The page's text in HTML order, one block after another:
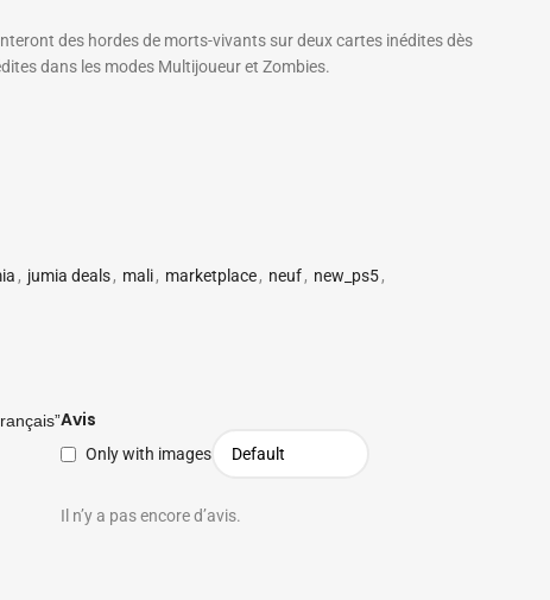
, jumia deals, mali, marketplace, neuf, new_ps5,
des hordes de morts-vivants sur deux cartes inédites dès
dans les modes Multijoueur et Zombies.
Avis
Only with images
Il n’y a pas encore d’avis.